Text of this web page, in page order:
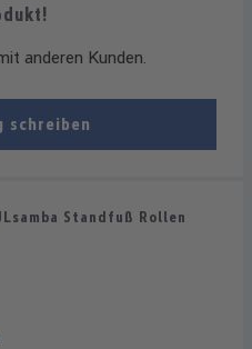
anderen Kunden.
schreiben
Standfuß Rollen